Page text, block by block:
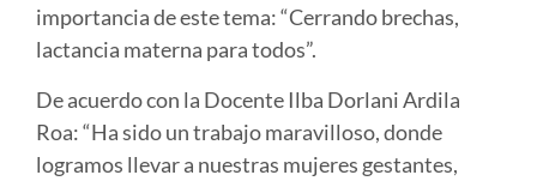
importancia de este tema: “Cerrando brechas,
lactancia materna para todos”.
De acuerdo con la Docente Ilba Dorlani Ardila
Roa: “Ha sido un trabajo maravilloso, donde
logramos llevar a nuestras mujeres gestantes,